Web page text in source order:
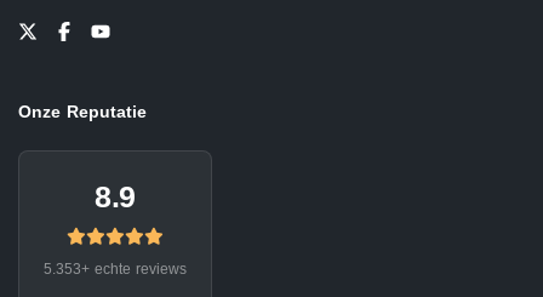
Onze Reputatie
8.9
5.353+ echte reviews